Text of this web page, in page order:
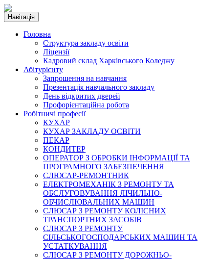
Навігація
Головна
Структура закладу освіти
Ліцензії
Кадровий склад Харківського Коледжу
Абітурієнту
Запрошення на навчання
Презентація навчального закладу
День відкритих дверей
Профорієнтаційна робота
Робітничі професії
КУХАР
КУХАР ЗАКЛАДУ ОСВІТИ
ПЕКАР
КОНДИТЕР
ОПЕРАТОР З ОБРОБКИ ІНФОРМАЦІЇ ТА
ПРОГРАМНОГО ЗАБЕЗПЕЧЕННЯ
СЛЮСАР-РЕМОНТНИК
ЕЛЕКТРОМЕХАНІК З РЕМОНТУ ТА
ОБСЛУГОВУВАННЯ ЛІЧИЛЬНО-
ОБЧИСЛЮВАЛЬНИХ МАШИН
СЛЮСАР З РЕМОНТУ КОЛІСНИХ
ТРАНСПОРТНИХ ЗАСОБІВ
СЛЮСАР З РЕМОНТУ
СІЛЬСЬКОГОСПОДАРСЬКИХ МАШИН ТА
УСТАТКУВАННЯ
СЛЮСАР З РЕМОНТУ ДОРОЖНЬО-